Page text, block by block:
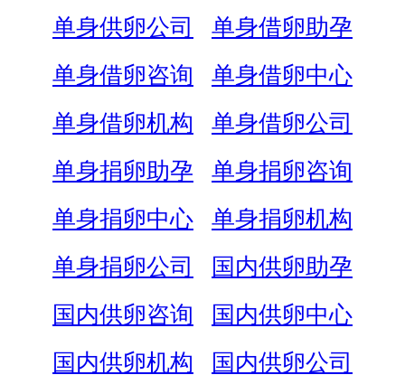
单身供卵公司
单身借卵助孕
单身借卵咨询
单身借卵中心
单身借卵机构
单身借卵公司
单身捐卵助孕
单身捐卵咨询
单身捐卵中心
单身捐卵机构
单身捐卵公司
国内供卵助孕
国内供卵咨询
国内供卵中心
国内供卵机构
国内供卵公司